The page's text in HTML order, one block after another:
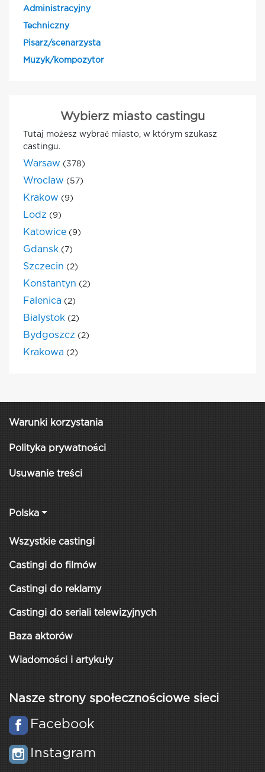
Administracyjny
Techniczny
Pisarz/scenarzysta
Muzyk/kompozytor
Wybierz miasto castingu
Tutaj możesz wybrać miasto, w którym szukasz
castingu.
Warsaw (378)
Wroclaw (57)
Krakow (9)
Lodz (9)
Katowice (9)
Gdansk (7)
Szczecin (2)
Konstantyn (2)
Falenica (2)
Bialystok (2)
Bydgoszcz (2)
Krakowa (2)
Warunki korzystania
Polityka prywatności
Usuwanie treści
Polska
Wszystkie castingi
Castingi do filmów
Castingi do reklamy
Castingi do seriali telewizyjnych
Baza aktorów
Wiadomości i artykuły
Nasze strony społecznościowe sieci
Facebook
Instagram